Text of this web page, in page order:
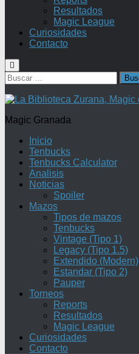
Resultados
Magic League
Curiosidades
Contacto
Buscar:
Magic Granada
Inicio
Tenbucks
Tenbucks Calculator
Analisis
Noticias
Spoiler
Mazos
Tipos de mazos
Tenbucks
Vintage (Tipo 1)
Legacy (Tipo 1.5)
Extendido (Modern)
Estandar (Tipo 2)
Pauper
Torneos
Reports
Resultados
Magic League
Curiosidades
Contacto